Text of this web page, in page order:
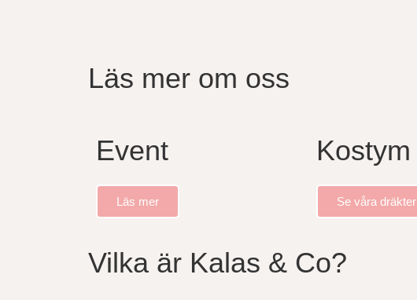
Läs mer om oss
Event
Läs mer
Kostym
Se våra dräkter
Vilka är Kalas & Co?